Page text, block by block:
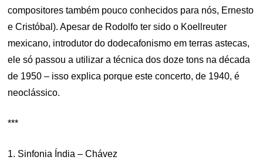
compositores também pouco conhecidos para nós, Ernesto
e Cristóbal). Apesar de Rodolfo ter sido o Koellreuter
mexicano, introdutor do dodecafonismo em terras astecas,
ele só passou a utilizar a técnica dos doze tons na década
de 1950 – isso explica porque este concerto, de 1940, é
neoclássico.
***
1. Sinfonia Índia – Chávez